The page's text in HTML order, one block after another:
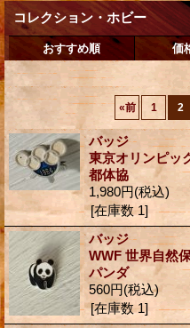
コレクション・ホビー
おすすめ順 価
«前 1 2
バッジ
東京オリンピッ
都体協
1,980円(税込)
[在庫数 1]
バッジ
WWF 世界自然
パンダ
560円(税込)
[在庫数 1]